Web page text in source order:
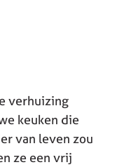
verhuizing
keuken die
van leven zou
ze een vrij